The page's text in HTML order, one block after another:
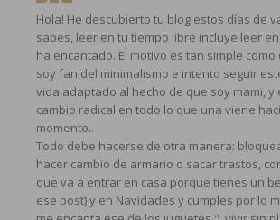
Hola! He descubierto tu blog estos días de
sabes, leer en tu tiempo libre incluye leer
ha encantado. El motivo es tan simple
soy fan del minimalismo e intento seguir
vida adaptado al hecho de que soy mami, y
cambio radical en todo lo que una viene
momento..
Todo debe hacerse de otra manera:
hacer cambio de armario o sacar trastos,
que va a entrar en casa porque tienes un
ese post) y en Navidades y cumples por lo